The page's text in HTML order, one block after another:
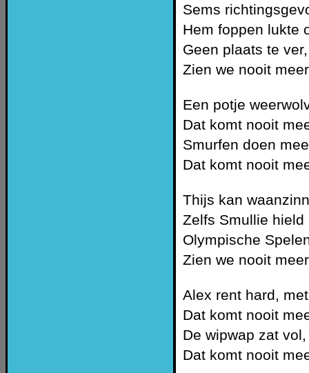
Sems
Hem foppen lukte
Geen plaats te
Zien we nooit
Een potje
Dat komt nooit
Smurfen doen
Dat komt nooit
Thijs kan
Zelfs Smullie hield
Olympische
Zien we nooit
Alex rent hard,
Dat komt nooit
De wipwap zat
Dat komt nooit